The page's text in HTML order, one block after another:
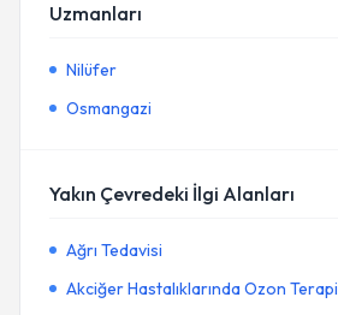
Uzmanları
Nilüfer
Osmangazi
Yakın Çevredeki İlgi Alanları
Ağrı Tedavisi
Akciğer Hastalıklarında Ozon Terapi